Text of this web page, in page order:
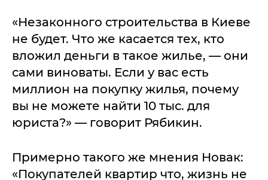
«Незаконного строительства в Киеве
не будет. Что же касается тех, кто
вложил деньги в такое жилье, — они
сами виноваты. Если у вас есть
миллион на покупку жилья, почему
вы не можете найти 10 тыс. для
юриста?» — говорит Рябикин.
Примерно такого же мнения Новак:
«Покупателей квартир что, жизнь не